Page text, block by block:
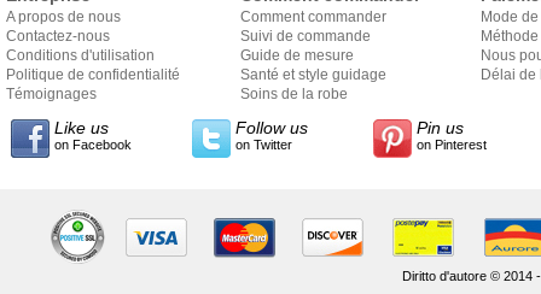
A propos de nous
Contactez-nous
Conditions d'utilisation
Politique de confidentialité
Témoignages
Comment commander
Suivi de commande
Guide de mesure
Santé et style guidage
Soins de la robe
Mode
Nous
Délai de
Like us
on Facebook
Follow us
on Twitter
Pin us
on Pinterest
Diritto d'autore © 2014